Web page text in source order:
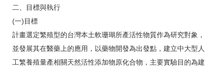
二、目標與執行
(一)目標
計畫選定繁殖型的台灣本土軟珊瑚所產活性物質作為研究對象，
並發展其在醫藥上的應用，以藥物開發為出發點，建立中大型人
工繁養殖量產相關天然活性添加物原化合物，主要實驗目的為建